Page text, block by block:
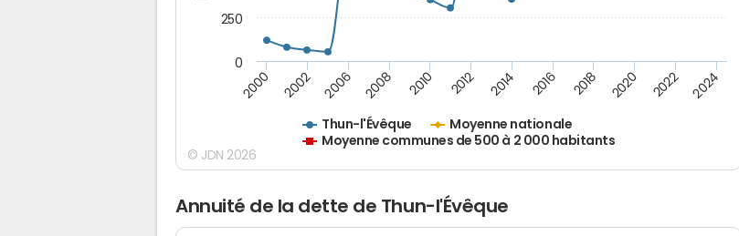
Thun-l'Évêque
Moyenne nationale
Moyenne communes de 500 à 2 000 habitants
2000 2002 2006 2008 2010 2012 2014 2016 2018 2020 2022 2024
0
250
© JDN 2026
Annuité de la dette de Thun-l'Évêque